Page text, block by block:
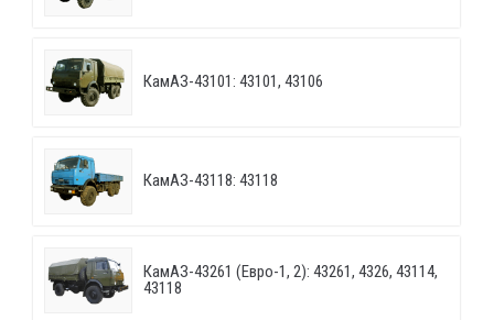
КамАЗ-43101: 43101, 43106
КамАЗ-43118: 43118
КамАЗ-43261 (Евро-1, 2): 43261, 4326, 43114,
43118